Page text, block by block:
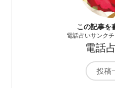
この記事を
電話占いサンク
電話
投稿